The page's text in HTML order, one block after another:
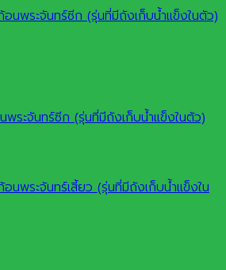
ระจันทร์ซีก (รุ่นที่มีถังเก็บน้ำแข็งในตัว)